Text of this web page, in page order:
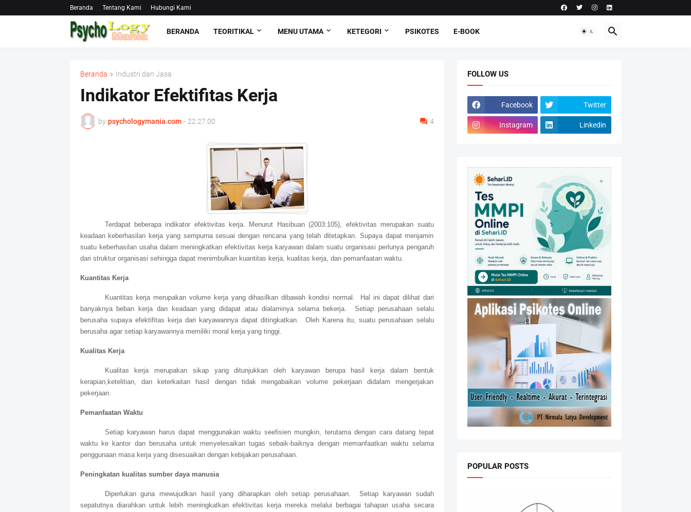
Beranda Tentang Kami Hubungi Kami
BERANDA TEORITIKAL MENU UTAMA KETEGORI PSIKOTES E-BOOK
Beranda Industri dan Jasa
Indikator Efektifitas Kerja
by psychologymania.com - 22.27.00 4
Terdapat beberapa indikator efektivitas kerja. Menurut Hasibuan (2003:105), efektivitas merupakan suatu
keadaan keberhasilan kerja yang sempurna sesuai dengan rencana yang telah ditetapkan. Supaya dapat menjamin
suatu keberhasilan usaha dalam meningkatkan efektivitas kerja karyawan dalam suatu organisasi perlunya pengaruh
dari struktur organisasi sehingga dapat menimbulkan kuantitas kerja, kualitas kerja, dan pemanfaatan waktu.
Kuantitas Kerja
Kuantitas kerja merupakan volume kerja yang dihasilkan dibawah kondisi normal.
Hal ini dapat dilihat dari
banyaknya beban kerja dan keadaan yang didapat atau dialaminya selama bekerja.
Setiap perusahaan selalu
berusaha supaya efektifitas kerja dari karyawannya dapat ditingkatkan.
Oleh Karena itu, suatu perusahaan selalu
berusaha agar setiap karyawannya memiliki moral kerja yang tinggi.
Kualitas Kerja
Kualitas kerja merupakan sikap yang ditunjukkan oleh karyawan berupa hasil kerja dalam bentuk
kerapian,ketelitian, dan keterkaitan hasil dengan tidak mengabaikan volume pekerjaan didalam mengerjakan
pekerjaan.
Pemanfaatan Waktu
Setiap karyawan harus dapat menggunakan waktu seefisien mungkin, terutama dengan cara datang tepat
waktu ke kantor dan berusaha untuk menyelesaikan tugas sebaik-baiknya dengan memanfaatkan waktu selama
penggunaan masa kerja yang disesuaikan dengan kebijakan perusahaan.
Peningkatan kualitas sumber daya manusia
Diperlukan guna mewujudkan hasil yang diharapkan oleh setiap perusahaan.
Setiap karyawan sudah
sepatutnya diarahkan untuk lebih meningkatkan efektivitas kerja mereka melalui berbagai tahapan usaha secara
FOLLOW US
Facebook Twitter
Instagram Linkedin
POPULAR POSTS